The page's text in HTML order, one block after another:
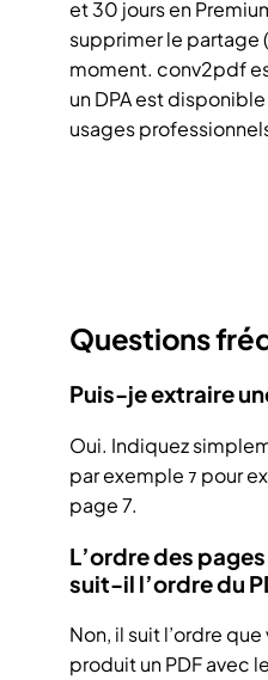
et 30 jours en
supprimer le partage
moment. conv2pdf
un DPA est
usages
Questions
Puis-je extraire
Oui. Indiquez
par exemple 7 pour
page 7.
L’ordre des
suit-il l’ordre du
Non, il suit l’ordre
produit un PDF avec